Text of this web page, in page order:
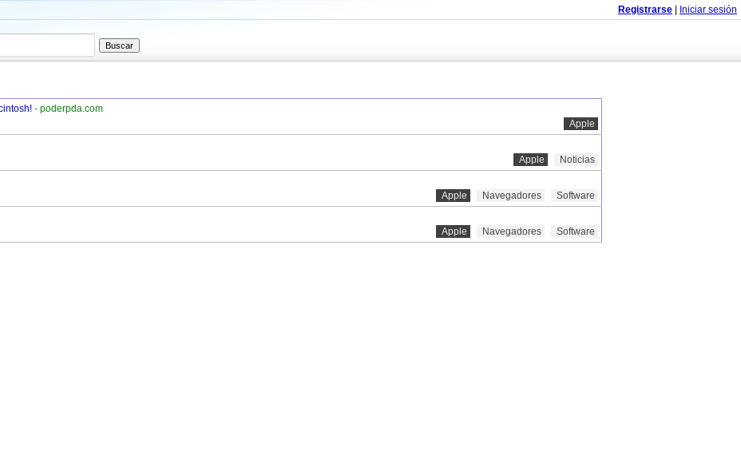
Registrarse Iniciar sesión
- poderpda.com
Apple
Apple
Noticias
Apple
Navegadores
Software
Apple
Navegadores Software